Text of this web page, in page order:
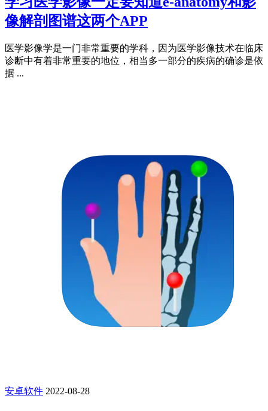
像解剖图谱这两个APP
医学影像学是一门非常重要的学科，因为医学影像技术在临床
诊断中有着非常重要的地位，相当多一部分的疾病的确诊是依
据 ...
安卓软件 2022-08-28